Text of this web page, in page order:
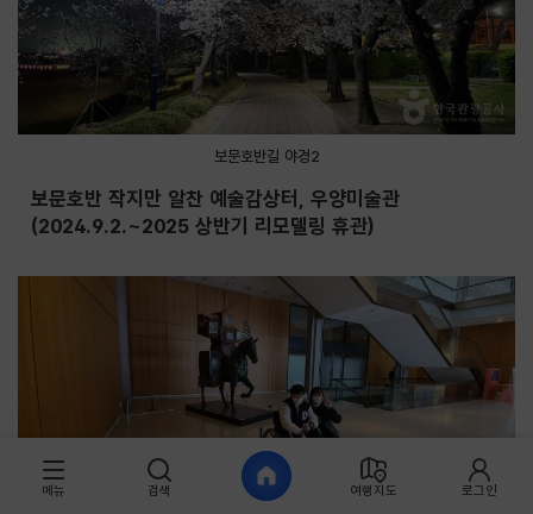
보문호반길 야경2
보문호반 작지만 알찬 예술감상터, 우양미술관
(2024.9.2.~2025 상반기 리모델링 휴관)
메뉴 검색 여행지도 로그인